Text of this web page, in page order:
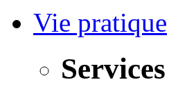
Vie pratique
Services